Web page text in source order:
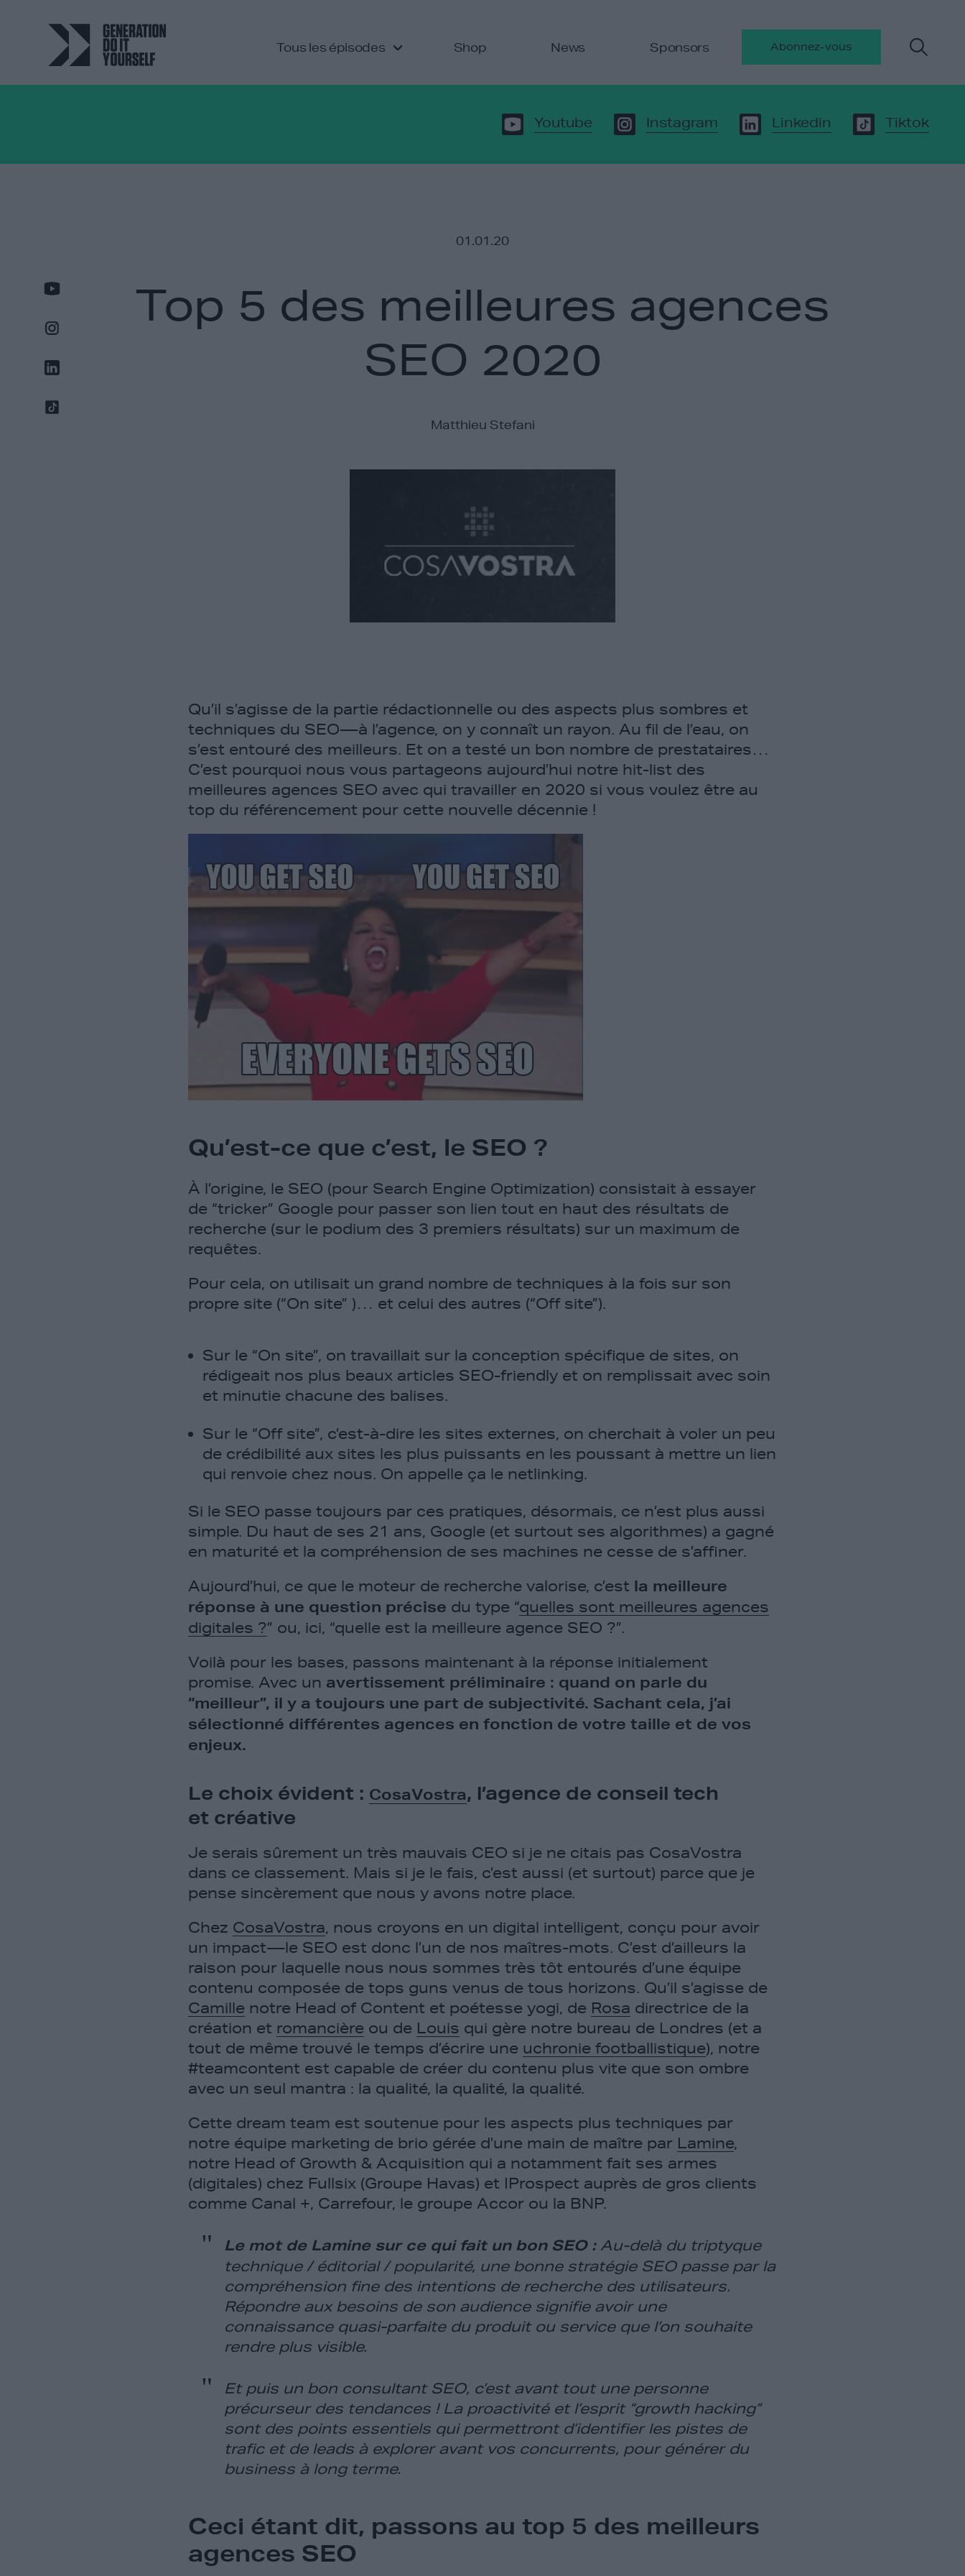
Tous les épisodes Shop News Sponsors Abonnez-vous
Youtube Instagram Linkedin Tiktok
01.01.20
Top 5 des meilleures agences
SEO 2020
Matthieu Stefani
Qu’il s’agisse de la partie rédactionnelle ou des aspects plus sombres et
techniques du SEO — à l’agence, on y connaît un rayon. Au fil de l’eau, on
s’est entouré des meilleurs. Et on a testé un bon nombre de prestataires…
C’est pourquoi nous vous partageons aujourd’hui notre hit-list des
meilleures agences SEO avec qui travailler en 2020 si vous voulez être au
top du référencement pour cette nouvelle décennie !
Qu’est-ce que c’est, le SEO ?
À l’origine, le SEO (pour Search Engine Optimization) consistait à essayer
de “tricker” Google pour passer son lien tout en haut des résultats de
recherche (sur le podium des 3 premiers résultats) sur un maximum de
requêtes.
Pour cela, on utilisait un grand nombre de techniques à la fois sur son
propre site (“On site” )… et celui des autres (“Off site”).
Sur le “On site”, on travaillait sur la conception spécifique de sites, on
rédigeait nos plus beaux articles SEO-friendly et on remplissait avec soin
et minutie chacune des balises.
Sur le “Off site”, c’est-à-dire les sites externes, on cherchait à voler un peu
de crédibilité aux sites les plus puissants en les poussant à mettre un lien
qui renvoie chez nous. On appelle ça le netlinking.
Si le SEO passe toujours par ces pratiques, désormais, ce n’est plus aussi
simple. Du haut de ses 21 ans, Google (et surtout ses algorithmes) a gagné
en maturité et la compréhension de ses machines ne cesse de s’affiner.
Aujourd’hui, ce que le moteur de recherche valorise, c’est la meilleure
réponse à une question précise du type “quelles sont meilleures agences
digitales ?” ou, ici, “quelle est la meilleure agence SEO ?”.
Voilà pour les bases, passons maintenant à la réponse initialement
promise. Avec un avertissement préliminaire : quand on parle du
“meilleur”, il y a toujours une part de subjectivité. Sachant cela, j’ai
sélectionné différentes agences en fonction de votre taille et de vos
enjeux.
Le choix évident : CosaVostra, l’agence de conseil tech
et créative
Je serais sûrement un très mauvais CEO si je ne citais pas CosaVostra
dans ce classement. Mais si je le fais, c’est aussi (et surtout) parce que je
pense sincèrement que nous y avons notre place.
Chez CosaVostra, nous croyons en un digital intelligent, conçu pour avoir
un impact — le SEO est donc l’un de nos maîtres-mots. C’est d’ailleurs la
raison pour laquelle nous nous sommes très tôt entourés d’une équipe
contenu composée de tops guns venus de tous horizons. Qu’il s’agisse de
Camille notre Head of Content et poétesse yogi, de Rosa directrice de la
création et romancière ou de Louis qui gère notre bureau de Londres (et a
tout de même trouvé le temps d’écrire une uchronie footballistique), notre
#teamcontent est capable de créer du contenu plus vite que son ombre
avec un seul mantra : la qualité, la qualité, la qualité.
Cette dream team est soutenue pour les aspects plus techniques par
notre équipe marketing de brio gérée d’une main de maître par Lamine,
notre Head of Growth & Acquisition qui a notamment fait ses armes
(digitales) chez Fullsix (Groupe Havas) et IProspect auprès de gros clients
comme Canal +, Carrefour, le groupe Accor ou la BNP.
Le mot de Lamine sur ce qui fait un bon SEO : Au-delà du triptyque
technique / éditorial / popularité, une bonne stratégie SEO passe par la
compréhension fine des intentions de recherche des utilisateurs.
Répondre aux besoins de son audience signifie avoir une
connaissance quasi-parfaite du produit ou service que l’on souhaite
rendre plus visible.
Et puis un bon consultant SEO, c’est avant tout une personne
précurseur des tendances ! La proactivité et l’esprit “growth hacking”
sont des points essentiels qui permettront d’identifier les pistes de
trafic et de leads à explorer avant vos concurrents, pour générer du
business à long terme.
Ceci étant dit, passons au top 5 des meilleurs
agences SEO